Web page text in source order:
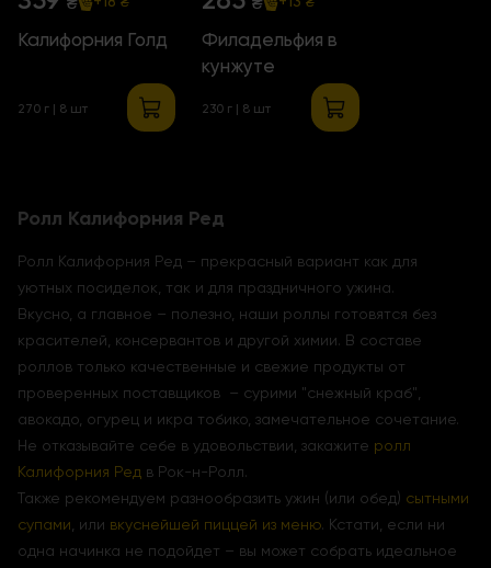
Калифорния Голд
270 г | 8 шт
Филадельфия в
кунжуте
230 г | 8 шт
Ролл Калифорния Ред
Ролл Калифорния Ред – прекрасный вариант как для
уютных посиделок, так и для праздничного ужина.
Вкусно, а главное – полезно, наши роллы готовятся без
красителей, консервантов и другой химии. В составе
роллов только качественные и свежие продукты от
проверенных поставщиков – сурими "снежный краб",
авокадо, огурец и икра тобико, замечательное сочетание.
Не отказывайте себе в удовольствии, закажите ролл
Калифорния Ред в Рок-н-Ролл.
Также рекомендуем разнообразить ужин (или обед) сытными
супами, или вкуснейшей пиццей из меню. Кстати, если ни
одна начинка не подойдет – вы может собрать идеальное